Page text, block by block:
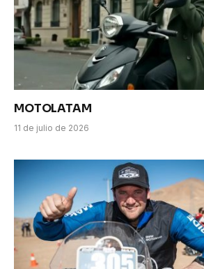
MOTOLATAM
11 de julio de 2026